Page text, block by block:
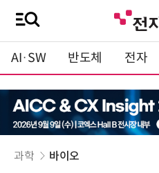
AI·SW 반도체 전자
과학 바이오